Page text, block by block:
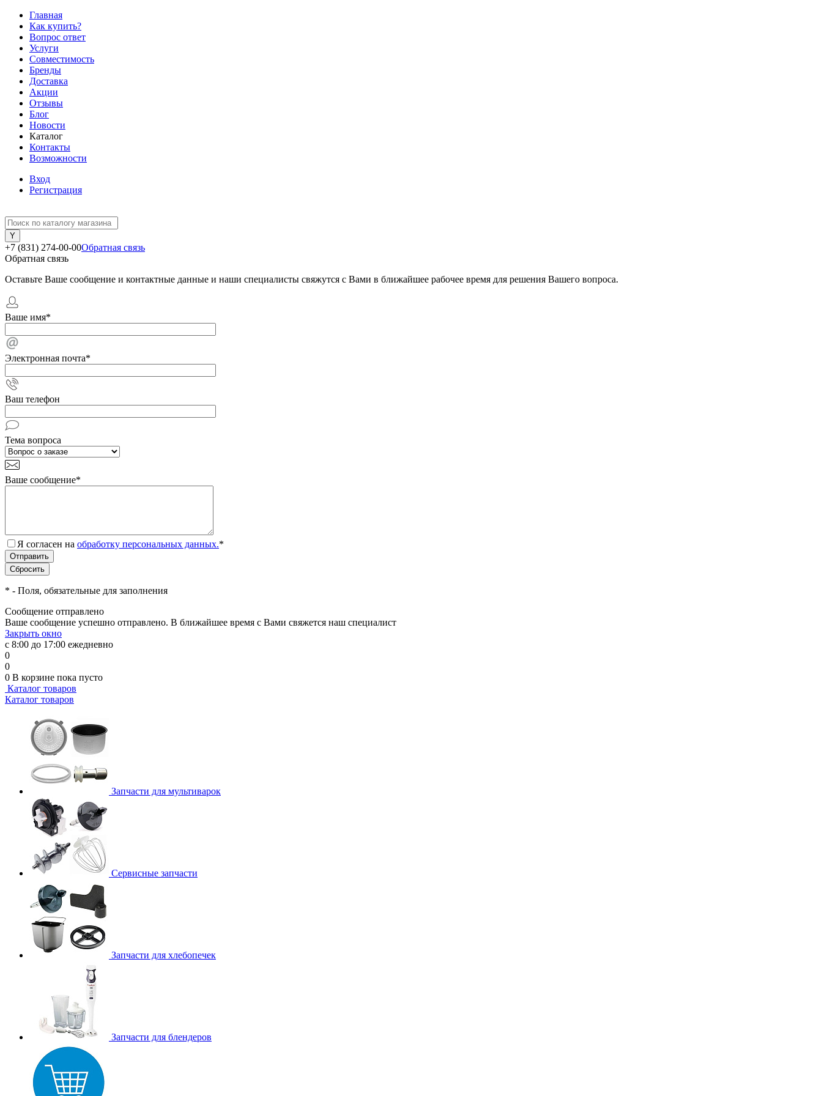
Главная
Как купить?
Вопрос ответ
Услуги
Совместимость
Бренды
Доставка
Акции
Отзывы
Блог
Новости
Каталог
Контакты
Возможности
Вход
Регистрация
+7 (831) 274-00-00Обратная связь
Обратная связь
Оставьте Ваше сообщение и контактные данные и наши специалисты свяжутся с Вами в ближайшее рабочее время для решения Вашего вопроса.
Ваше имя*
Электронная почта*
Ваш телефон
Тема вопроса
Ваше сообщение*
Я согласен на обработку персональных данных.*
* - Поля, обязательные для заполнения
Сообщение отправлено
Ваше сообщение успешно отправлено. В ближайшее время с Вами свяжется наш специалист
Закрыть окно
с 8:00 до 17:00 ежедневно
0
0
0 В корзине пока пусто
Каталог товаров
Каталог товаров
Запчасти для мультиварок
Сервисные запчасти
Запчасти для хлебопечек
Запчасти для блендеров